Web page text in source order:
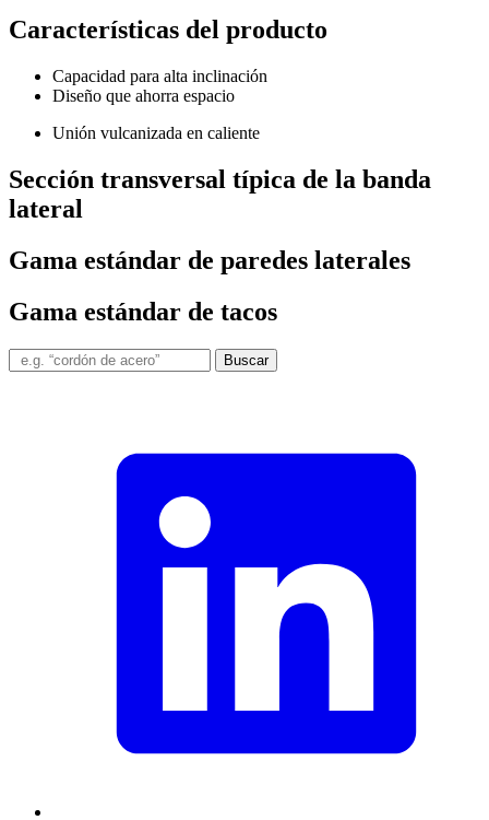
Características del producto
Capacidad para alta inclinación
Diseño que ahorra espacio
Unión vulcanizada en caliente
Sección transversal típica de la banda
lateral
Gama estándar de paredes laterales
Gama estándar de tacos
Buscar